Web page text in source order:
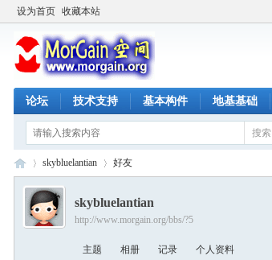
设为首页 收藏本站
论坛 技术支持 基本构件 地基基础
搜索
›
skybluelantian 好友
skybluelantian
http://www.morgain.org/bbs/?5
主题 相册 记录 个人资料